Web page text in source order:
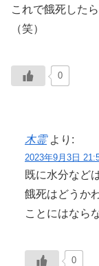
これで餓死した
（笑）
0
木霊 より:
2023年9月3日
既に水分など
餓死はどうか
ことにはなら
0